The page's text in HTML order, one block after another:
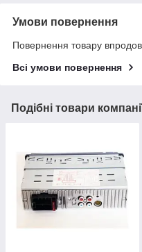
Умови повернення
Повернення товару
Всі умови повернення
Подібні товари